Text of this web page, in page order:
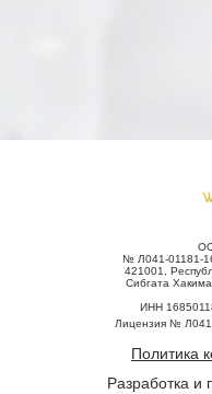
№ Л041-01181-
421001,
Сибгата
ИНН
Лицензия №
Политика
Разработка